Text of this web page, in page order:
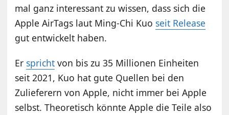
mal ganz interessant zu wissen, dass sich die
Apple AirTags laut Ming-Chi Kuo seit Release
gut entwickelt haben.
Er spricht von bis zu 35 Millionen Einheiten
seit 2021, Kuo hat gute Quellen bei den
Zulieferern von Apple, nicht immer bei Apple
selbst. Theoretisch könnte Apple die Teile also